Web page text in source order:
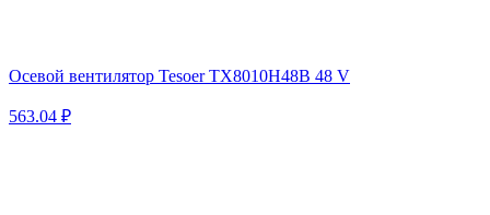
Осевой вентилятор Tesoer TX8010H48B 48 V
563.04 ₽